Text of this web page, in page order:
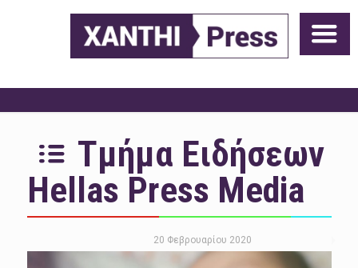
Τμήμα Ειδήσεων
Hellas Press Media
20 Φεβρουαρίου 2020